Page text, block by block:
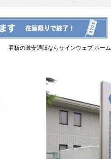
看板の激安通販ならサインウェブ ホーム